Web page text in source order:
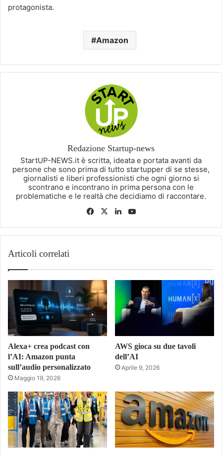
protagonista.
Amazon
Redazione Startup-news
StartUP-NEWS.it è scritta, ideata e portata avanti da
persone che sono prima di tutto startupper di se stesse,
giornalisti e liberi professionisti che ogni giorno si
scontrano e incontrano in prima persona con le
problematiche e le realtà che decidiamo di raccontare.
Facebook
X LinkedIn
Articoli correlati
Alexa+ crea podcast con
l’AI: Amazon punta
sull’audio personalizzato
Maggio 19, 2026
AWS gioca su due tavoli
dell’AI
Aprile 9, 2026